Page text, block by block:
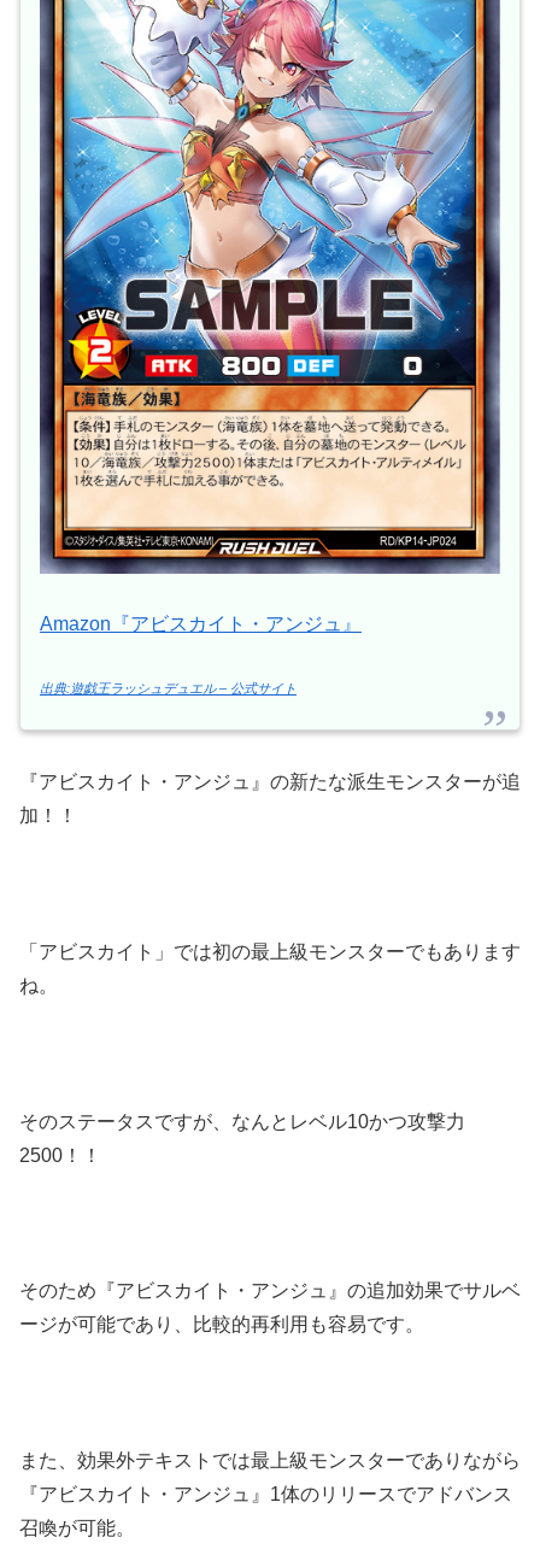
Amazon『アビスカイト・アンジュ』
出典:遊戯王ラッシュデュエル – 公式サイト
『アビスカイト・アンジュ』の新たな派生モンスターが追
加！！
「アビスカイト」では初の最上級モンスターでもあります
ね。
そのステータスですが、なんとレベル10かつ攻撃力
2500！！
そのため『アビスカイト・アンジュ』の追加効果でサルベ
ージが可能であり、比較的再利用も容易です。
また、効果外テキストでは最上級モンスターでありながら
『アビスカイト・アンジュ』1体のリリースでアドバンス
召喚が可能。